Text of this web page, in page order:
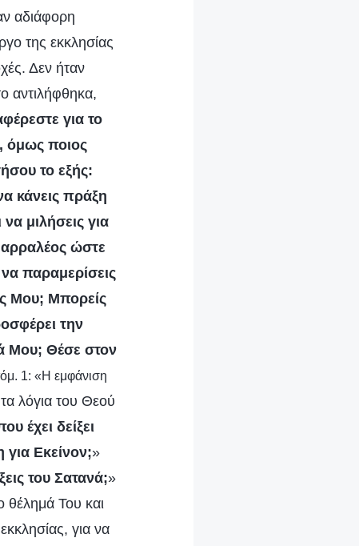
αδιάφορη
της εκκλησίας
Δεν ήταν
αντιλήφθηκα,
για το
όμως ποιος
το εξής:
κάνεις πράξη
μιλήσεις για
ώστε
παραμερίσεις
Μου; Μπορείς
την
Μου; Θέσε στον
1: «Η εμφάνιση
λόγια του Θεού
έχει δείξει
για Εκείνον;»
του Σατανά;»
θέλημά Του και
για να